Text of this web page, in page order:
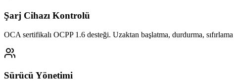
Şarj Cihazı Kontrolü
OCA sertifikalı OCPP 1.6 desteği. Uzaktan başlatma, durdurma, sıfırlama
Sürücü Yönetimi